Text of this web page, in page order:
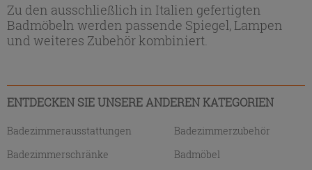
Zu den ausschließlich in Italien gefertigten
Badmöbeln werden passende Spiegel, Lampen
und weiteres Zubehör kombiniert.
ENTDECKEN SIE UNSERE ANDEREN KATEGORIEN
Badezimmerausstattungen
Badezimmerzubehör
Badezimmerschränke
Badmöbel